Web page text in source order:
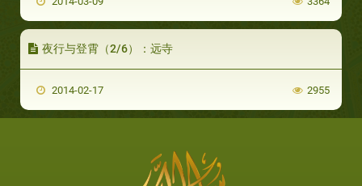
夜行与登霄（2/6）：远寺
2014-02-17 2955